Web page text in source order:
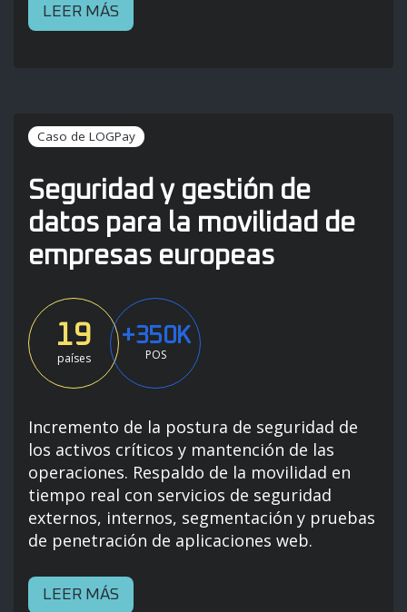
LEER MÁS
Caso de LOGPay
Seguridad y gestión de
datos para la movilidad de
empresas europeas
19
países
+350K
POS
Incremento de la postura de seguridad de
los activos críticos y mantención de las
operaciones. Respaldo de la movilidad en
tiempo real con servicios de seguridad
externos, internos, segmentación y pruebas
de penetración de aplicaciones web.
LEER MÁS